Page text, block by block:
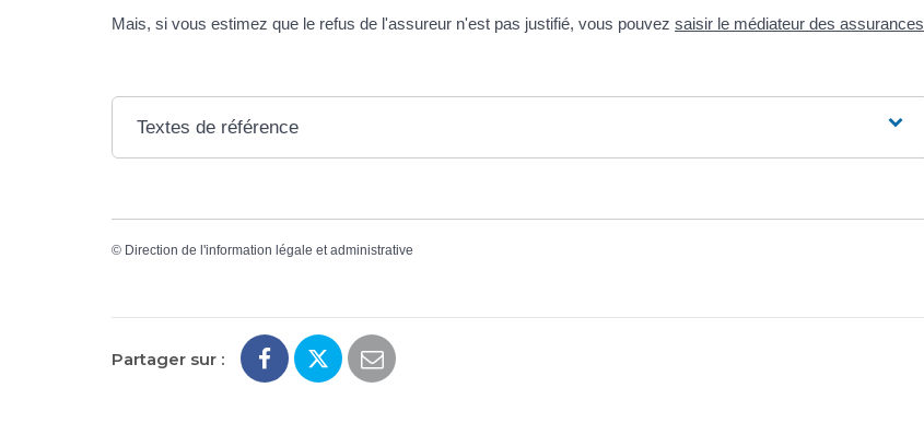
Mais, si vous estimez que le refus de l'assureur n'est pas justifié, vous pouvez saisir le médiateur des assurances
Textes de référence
© Direction de l'information légale et administrative
Partager sur :